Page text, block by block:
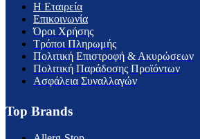
H Εταιρεία
Επικοινωνία
Όροι Χρήσης
Τρόποι Πληρωμής
Πολιτική Επιστροφή & Ακυρώσεων
Πολιτική Παράδοσης Προϊόντων
Ασφάλεια Συναλλαγών
Top Brands